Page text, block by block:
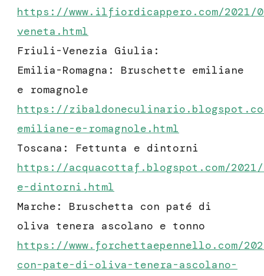
https://www.ilfiordicappero.com/2021/
veneta .html
Friuli-Venezia Giulia:
Emilia-Romagna: Bruschette emiliane
e romagnole
https://
emiliane-e-romagnole.html
Toscana: Fettunta e dintorni
https://acquacottaf.blogspot.com/
e-dintorni.html
Marche: Bruschetta con paté di
oliva tenera ascolano e tonno
https://www.forchettaepennello.com/
con-pate-di-oliva-tenera-ascolano-